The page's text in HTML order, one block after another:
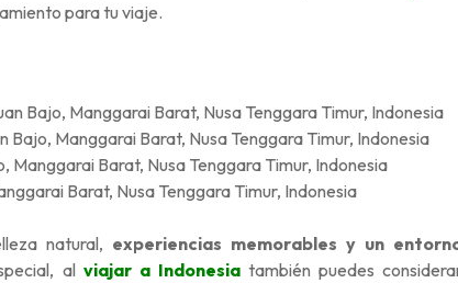
para tu viaje.
Bajo, Manggarai Barat, Nusa Tenggara Timur, Indonesia
Manggarai Barat, Nusa Tenggara Timur, Indonesia
Manggarai Barat, Nusa Tenggara Timur, Indonesia
Barat, Nusa Tenggara Timur, Indonesia
natural, experiencias memorables y un
al viajar a Indonesiatambién puedes